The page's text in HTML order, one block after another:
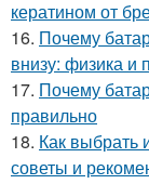
кератином от
16. Почему
внизу: физика и
17. Почему
правильно
18. Как выбрать
советы и